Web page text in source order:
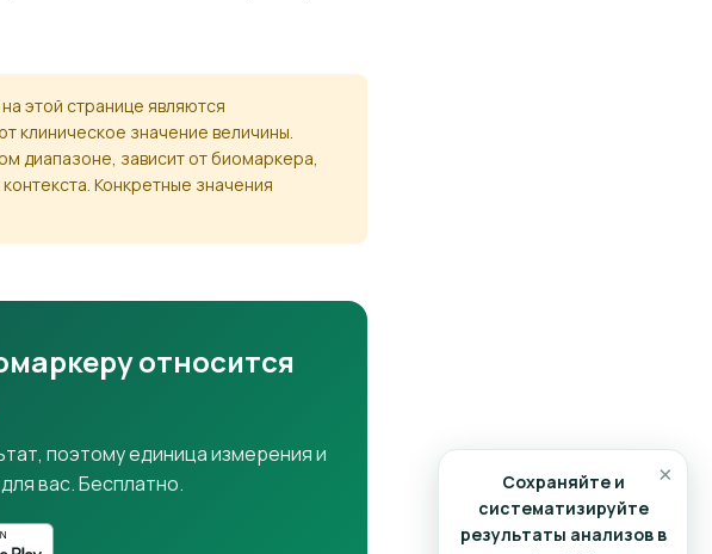
этой странице являются
клиническое значение величины.
диапазоне, зависит от биомаркера,
Конкретные значения
относится
поэтому единица измерения и
вас. Бесплатно.
×
Сохраняйте и
систематизируйте
результаты анализов в